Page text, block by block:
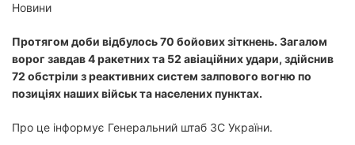
Новини
Протягом доби відбулось 70 бойових зіткнень. Загалом
ворог завдав 4 ракетних та 52 авіаційних удари, здійснив
72 обстріли з реактивних систем залпового вогню по
позиціях наших військ та населених пунктах.
Про це інформує Генеральний штаб ЗС України.